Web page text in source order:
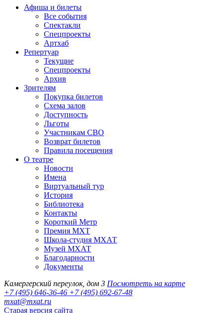
Афиша и билеты
Все события
Спектакли
Спецпроекты
Артхаб
Репертуар
Текущие
Спецпроекты
Архив
Зрителям
Покупка билетов
Схема залов
Доступность
Льготы
Участникам СВО
Возврат билетов
Правила посещения
О театре
Новости
Имена
Виртуальный тур
История
Библиотека
Контакты
Короткий Метр
Премия МХТ
Школа-студия МХАТ
Музей МХАТ
Благодарности
Документы
Камергерский переулок, дом 3 Посмотреть на карте
+7 (495) 646-36-46 +7 (495) 692-67-48‬
mxat@mxat.ru
Старая версия сайта